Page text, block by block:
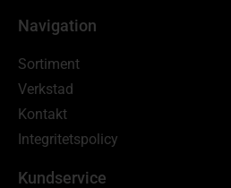
Navigation
Sortiment
Verkstad
Kontakt
Integritetspolicy
Kundservice